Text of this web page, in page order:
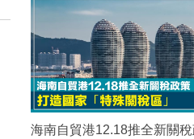
海南自貿港12.18推全新關